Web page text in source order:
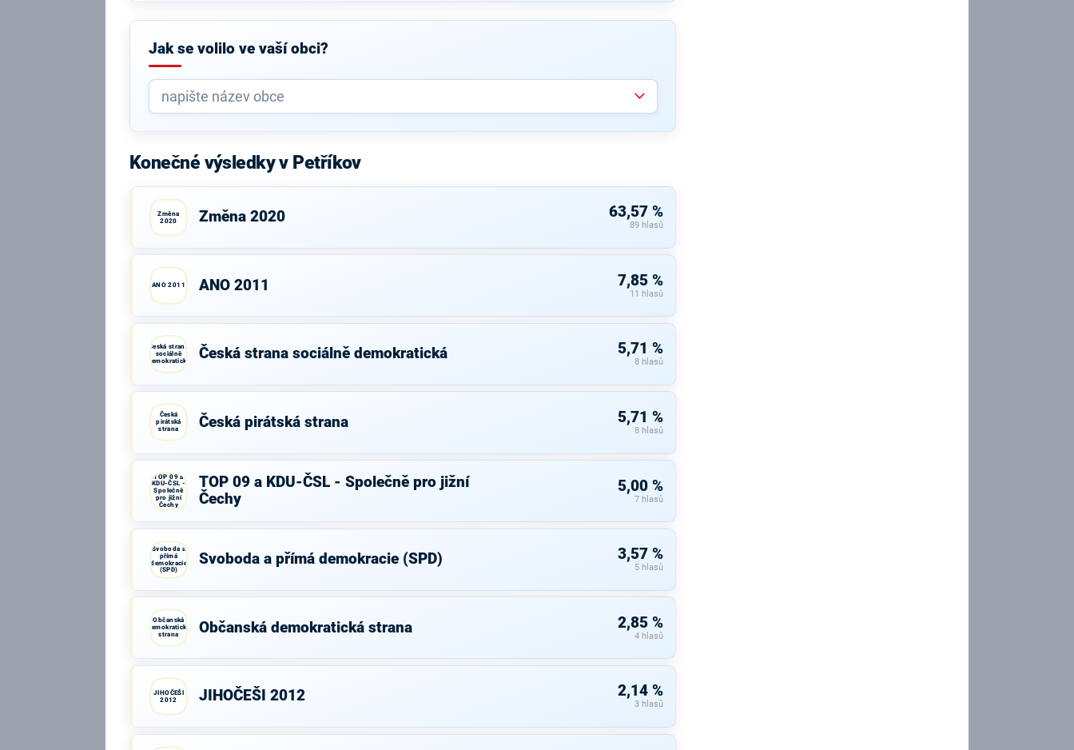
Jak se volilo ve vaší obci?
Konečné výsledky v Petříkov
Změna
2020
Změna 2020 63,57 %
89 hlasů
ANO 2011 ANO 2011 7,85 %
11 hlasů
Česká strana
sociálně
demokratická
Česká strana sociálně demokratická 5,71 %
8 hlasů
Česká
pirátská
strana
Česká pirátská strana 5,71 %
8 hlasů
TOP 09 a
KDU-ČSL -
Společně
pro jižní
Čechy
TOP 09 a KDU-ČSL - Společně pro jižní
Čechy
5,00 %
7 hlasů
Svoboda a
přímá
demokracie
(SPD)
Svoboda a přímá demokracie (SPD) 3,57 %
5 hlasů
Občanská
demokratická
strana
Občanská demokratická strana 2,85 %
4 hlasů
JIHOČEŠI
2012
JIHOČEŠI 2012 2,14 %
3 hlasů